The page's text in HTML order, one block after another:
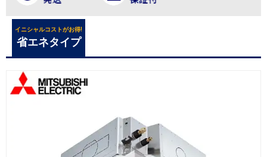
イニシャルコストがお得!
省エネタイプ